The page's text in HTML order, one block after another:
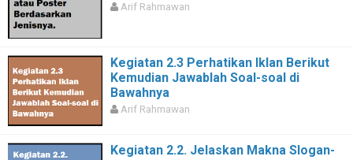
Arif Rahmawan
Kegiatan 2.3 Perhatikan Iklan Berikut
Kemudian Jawablah Soal-soal di
Bawahnya
Arif Rahmawan
Kegiatan 2.2. Jelaskan Makna Slogan-